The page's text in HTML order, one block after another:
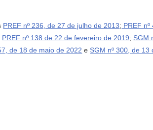
PREF nº 236, de 27 de julho de 2013; PREF
PREF nº 138 de 22 de fevereiro de 2019; SGM
de 18 de maio de 2022 e SGM nº 300, de